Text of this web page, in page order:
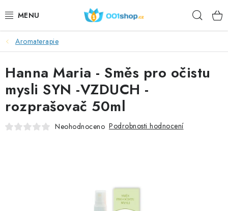
na
DOPLŇKY STRAVY
KOSMETIKA
SPORT
POTRAVINY
Aromaterapie
Hanna Maria - Směs pro očistu
mysli SYN -VZDUCH -
rozprašovač 50ml
Neohodnoceno Podrobnosti hodnocení